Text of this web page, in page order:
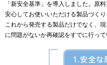
「新安全基準」を導入しました。原
安心してお使いいただける製品づくり
これから発売する製品だけでなく、
に問題がないか再確認をすでに行って